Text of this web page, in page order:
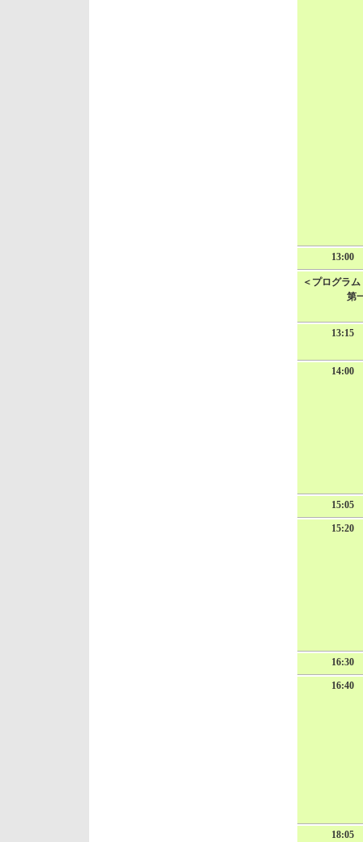
13:00
＜プログラ
第
13:15
14:00
15:05
15:20
16:30
16:40
18:05